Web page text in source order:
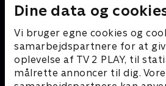
Dine data og
Vi bruger egne cookies og
samarbejdspartnere for at
oplevelse af TV 2 PLAY, til
målrette annoncer til dig.